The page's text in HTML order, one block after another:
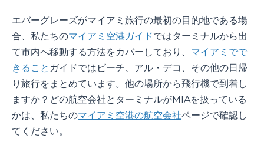
エバーグレーズがマイアミ旅行の最初の目的地である場
合、私たちのマイアミ空港ガイドではターミナルから出
て市内へ移動する方法をカバーしており、 マイアミでで
きること ガイドではビーチ、アル・デコ、その他の日帰
り旅行をまとめています。他の場所から飛行機で到着し
ますか？どの航空会社とターミナルがMIAを扱っている
かは、私たちのマイアミ空港の航空会社ページで確認し
てください。